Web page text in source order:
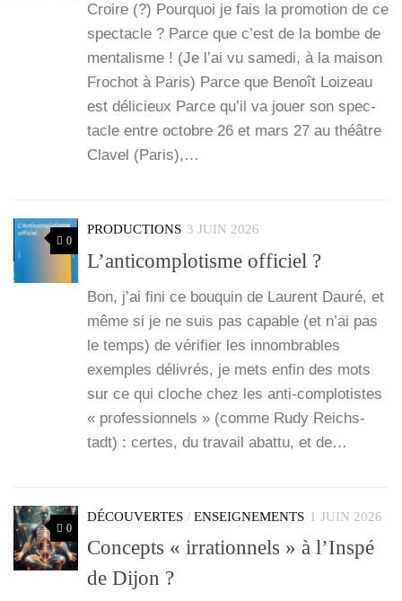
Croire (?) Pour­quoi je fais la pro­mo­tion de ce
spec­tacle ? Parce que c’est de la bombe de
men­ta­lisme ! (Je l’ai vu same­di, à la mai­son
Fro­chot à Paris) Parce que Benoît Loi­zeau
est déli­cieux Parce qu’il va jouer son spec­
tacle entre octobre 26 et mars 27 au théâtre
Cla­vel (Paris),…
0
PRODUCTIONS 3 JUIN 2026
L’anticomplotisme officiel ?
Bon, j’ai fini ce bou­quin de Laurent Dau­ré, et
même si je ne suis pas capable (et n’ai pas
le temps) de véri­fier les innom­brables
exemples déli­vrés, je mets enfin des mots
sur ce qui cloche chez les anti-com­­plo­­tistes
« pro­fes­sion­nels » (comme Rudy Reichs­
tadt) : certes, du tra­vail abat­tu, et de…
0
DÉCOUVERTES / ENSEIGNEMENTS 1 JUIN 2026
Concepts « irrationnels » à l’Inspé
de Dijon ?